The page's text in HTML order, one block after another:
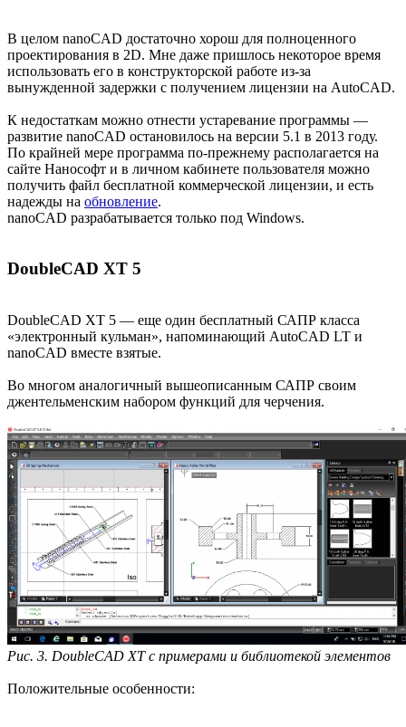
В целом nanoCAD достаточно хорош для полноценного
проектирования в 2D. Мне даже пришлось некоторое время
использовать его в конструкторской работе из-за
вынужденной задержки с получением лицензии на AutoCAD.
К недостаткам можно отнести устаревание программы —
развитие nanoCAD остановилось на версии 5.1 в 2013 году.
По крайней мере программа по-прежнему располагается на
сайте Нанософт и в личном кабинете пользователя можно
получить файл бесплатной коммерческой лицензии, и есть
надежды на обновление.
nanoCAD разрабатывается только под Windows.
DoubleCAD XT 5
DoubleCAD XT 5 — еще один бесплатный САПР класса
«электронный кульман», напоминающий AutoCAD LT и
nanoCAD вместе взятые.
Во многом аналогичный вышеописанным САПР своим
джентельменским набором функций для черчения.
Рис. 3. DoubleCAD XT с примерами и библиотекой элементов
Положительные особенности: